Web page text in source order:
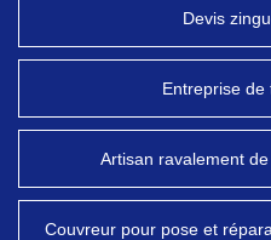
Devis
Entreprise de
Artisan ravalement
Couvreur pour pose et